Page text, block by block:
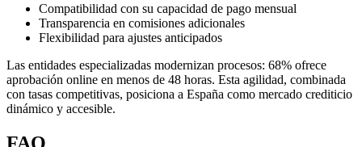
Compatibilidad con su capacidad de pago mensual
Transparencia en comisiones adicionales
Flexibilidad para ajustes anticipados
Las entidades especializadas modernizan procesos: 68% ofrece
aprobación online en menos de 48 horas. Esta agilidad, combinada
con tasas competitivas, posiciona a España como mercado crediticio
dinámico y accesible.
FAQ